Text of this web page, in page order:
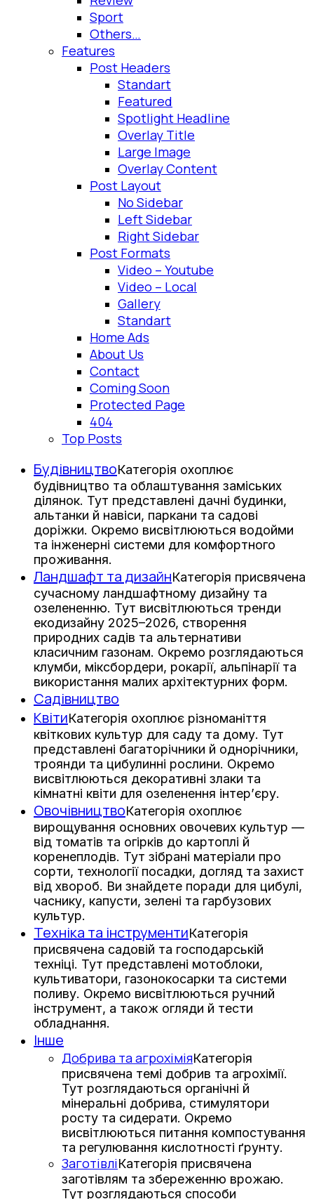
Sport
Others…
Features
Post Headers
Standart
Featured
Spotlight Headline
Overlay Title
Large Image
Overlay Content
Post Layout
No Sidebar
Left Sidebar
Right Sidebar
Post Formats
Video – Youtube
Video – Local
Gallery
Standart
Home Ads
About Us
Contact
Coming Soon
Protected Page
404
Top Posts
БудівництвоКатегорія охоплює
будівництво та облаштування заміських
ділянок. Тут представлені дачні будинки,
альтанки й навіси, паркани та садові
доріжки. Окремо висвітлюються водойми
та інженерні системи для комфортного
проживання.
Ландшафт та дизайнКатегорія присвячена
сучасному ландшафтному дизайну та
озелененню. Тут висвітлюються тренди
екодизайну 2025–2026, створення
природних садів та альтернативи
класичним газонам. Окремо розглядаються
клумби, міксбордери, рокарії, альпінарії та
використання малих архітектурних форм.
Садівництво
КвітиКатегорія охоплює різноманіття
квіткових культур для саду та дому. Тут
представлені багаторічники й однорічники,
троянди та цибулинні рослини. Окремо
висвітлюються декоративні злаки та
кімнатні квіти для озеленення інтер’єру.
ОвочівництвоКатегорія охоплює
вирощування основних овочевих культур —
від томатів та огірків до картоплі й
коренеплодів. Тут зібрані матеріали про
сорти, технології посадки, догляд та захист
від хвороб. Ви знайдете поради для цибулі,
часнику, капусти, зелені та гарбузових
культур.
Техніка та інструментиКатегорія
присвячена садовій та господарській
техніці. Тут представлені мотоблоки,
культиватори, газонокосарки та системи
поливу. Окремо висвітлюються ручний
інструмент, а також огляди й тести
обладнання.
Інше
Добрива та агрохіміяКатегорія
присвячена темі добрив та агрохімії.
Тут розглядаються органічні й
мінеральні добрива, стимулятори
росту та сидерати. Окремо
висвітлюються питання компостування
та регулювання кислотності ґрунту.
ЗаготівліКатегорія присвячена
заготівлям та збереженню врожаю.
Тут розглядаються способи